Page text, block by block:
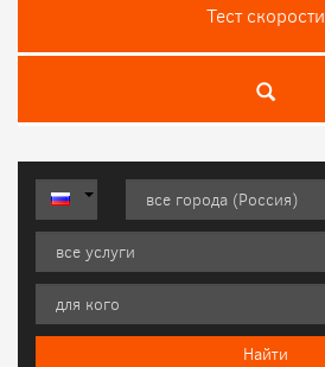
Тест скороcти